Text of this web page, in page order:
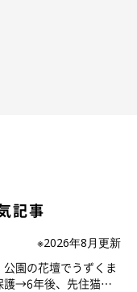
記事
※2026年8月更新
園の花壇でうずくま
護→6年後、先住猫